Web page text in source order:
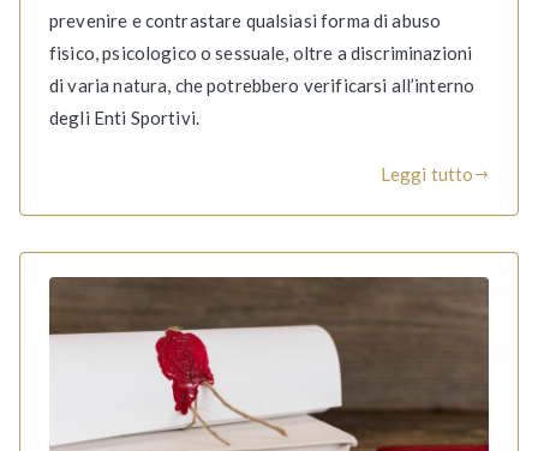
prevenire e contrastare qualsiasi forma di abuso
fisico, psicologico o sessuale, oltre a discriminazioni
di varia natura, che potrebbero verificarsi all’interno
degli Enti Sportivi.
Leggi tutto